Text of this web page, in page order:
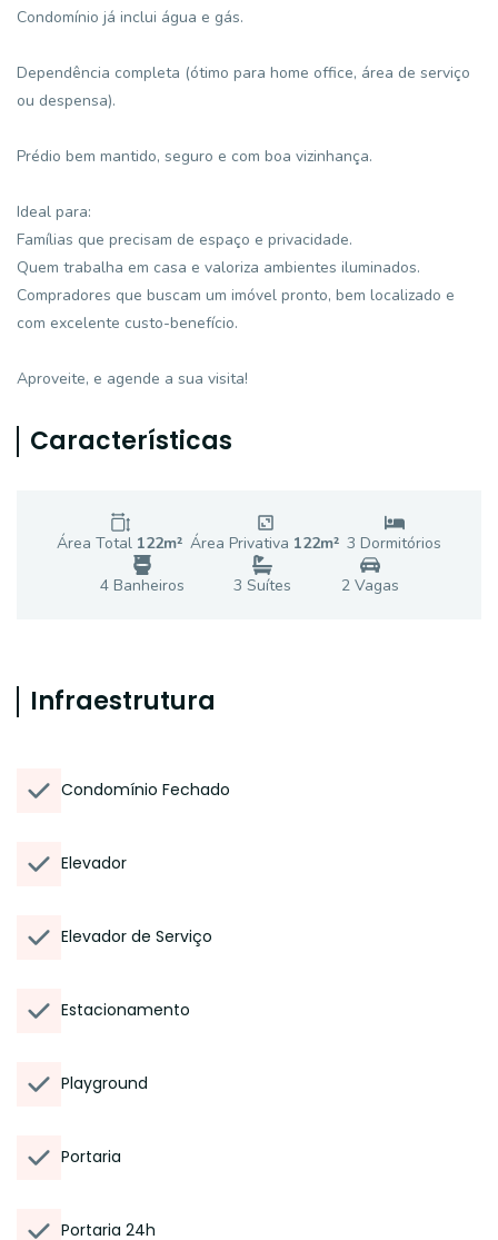
Condomínio já inclui água e gás.
Dependência completa (ótimo para home office, área de serviço
ou despensa).
Prédio bem mantido, seguro e com boa vizinhança.
Ideal para:
Famílias que precisam de espaço e privacidade.
Quem trabalha em casa e valoriza ambientes iluminados.
Compradores que buscam um imóvel pronto, bem localizado e
com excelente custo-benefício.
Aproveite, e agende a sua visita!
Características
Área Total 122m² Área Privativa 122m² 3 Dormitórios
4Banheiros 3 Suítes 2Vagas
Infraestrutura
Condomínio Fechado
Elevador
Elevador de Serviço
Estacionamento
Playground
Portaria
Portaria 24h